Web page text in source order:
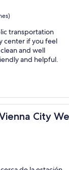
transportation
center if you feel
and well
and helpful.
City
West